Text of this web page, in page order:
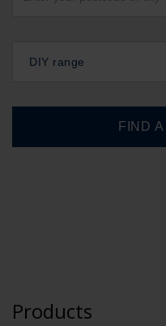
DIY range
Products